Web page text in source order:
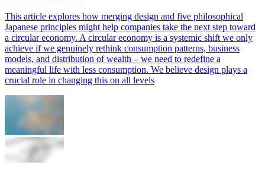
This article explores how merging design and five philosophical
Japanese principles might help companies take the next step toward
a circular economy. A circular economy is a systemic shift we only
achieve if we genuinely rethink consumption patterns, business
models, and distribution of wealth – we need to redefine a
meaningful life with less consumption. We believe design plays a
crucial role in changing this on all levels